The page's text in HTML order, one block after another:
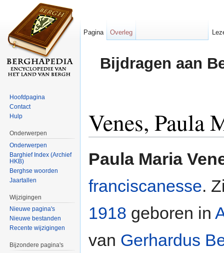
Bijdragen aan
Venes, Paula
Paula Maria
franciscanesse.
1918 geboren in
van Gerhardus
Pagina Overleg
Hoofdpagina
Contact
Hulp
Onderwerpen
Onderwerpen
Barghief Index (Archief
HKB)
Berghse woorden
Jaartallen
Wijzigingen
Nieuwe pagina's
Nieuwe bestanden
Recente wijzigingen
Bijzondere pagina's